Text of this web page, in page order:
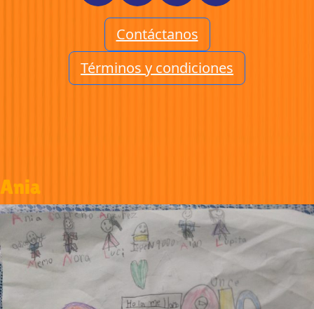
Contáctanos
Términos y condiciones
Ania